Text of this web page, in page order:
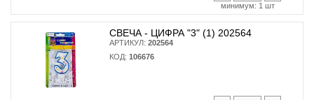
минимум: 1 шт
СВЕЧА - ЦИФРА "3" (1) 202564
АРТИКУЛ: 202564
КОД: 106676